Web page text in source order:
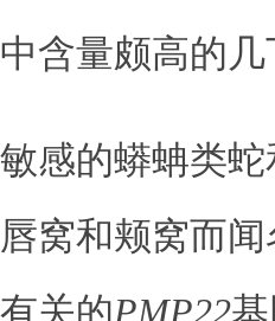
含量颇高的
感的蟒蚺类
窝和颊窝而
关的PMP22